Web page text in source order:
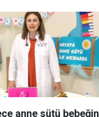
anne sütü bebeğin